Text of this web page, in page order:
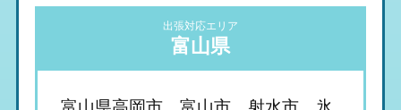
出張対応エリア
富山県